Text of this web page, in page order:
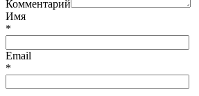
Комментарий
Имя
*
Email
*